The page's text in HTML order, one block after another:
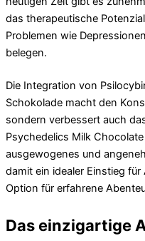
das therapeutische
Problemen wie
belegen.
Die Integration von
Schokolade macht den
sondern verbessert auch
Psychedelics Milk
ausgewogenes und
damit ein idealer Einstieg
Option für erfahrene
Das einzigartige